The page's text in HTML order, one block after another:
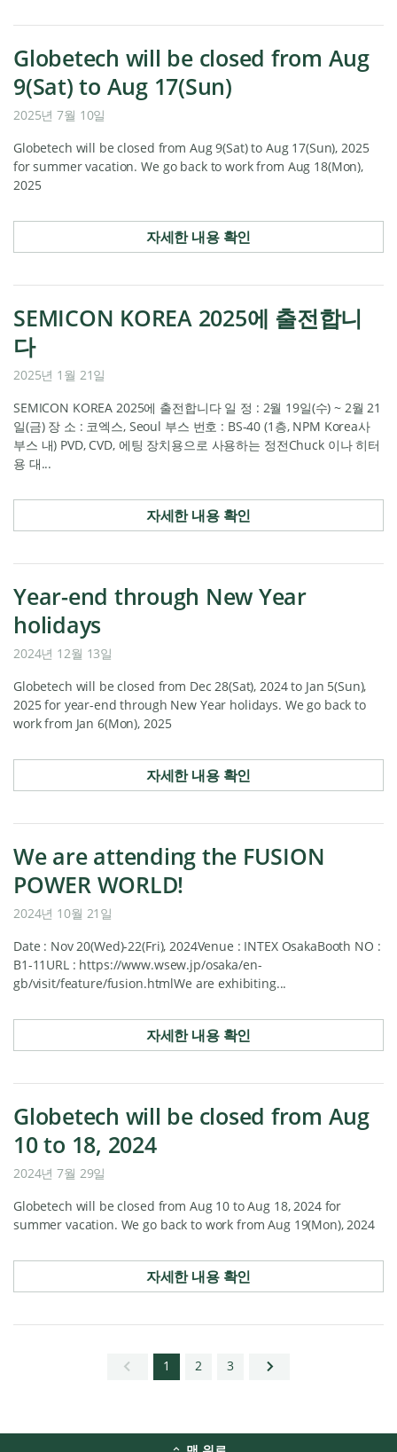
Globetech will be closed from Aug
9(Sat) to Aug 17(Sun)
2025년 7월 10일
Globetech will be closed from Aug 9(Sat) to Aug 17(Sun), 2025
for summer vacation. We go back to work from Aug 18(Mon),
2025
자세한 내용 확인
SEMICON KOREA 2025에 출전합니
다
2025년 1월 21일
SEMICON KOREA 2025에 출전합니다 일 정 : 2월 19일(수) ~ 2월 21
일(금) 장 소 : 코엑스, Seoul 부스 번호 : BS-40 (1층, NPM Korea사
부스 내) PVD, CVD, 에팅 장치용으로 사용하는 정전Chuck 이나 히터
용 대...
자세한 내용 확인
Year-end through New Year
holidays
2024년 12월 13일
Globetech will be closed from Dec 28(Sat), 2024 to Jan 5(Sun),
2025 for year-end through New Year holidays. We go back to
work from Jan 6(Mon), 2025
자세한 내용 확인
We are attending the FUSION
POWER WORLD!
2024년 10월 21일
Date : Nov 20(Wed)-22(Fri), 2024Venue : INTEX OsakaBooth NO :
B1-11URL : https://www.wsew.jp/osaka/en-
gb/visit/feature/fusion.htmlWe are exhibiting...
자세한 내용 확인
Globetech will be closed from Aug
10 to 18, 2024
2024년 7월 29일
Globetech will be closed from Aug 10 to Aug 18, 2024 for
summer vacation. We go back to work from Aug 19(Mon), 2024
자세한 내용 확인
지
1 2 3
지